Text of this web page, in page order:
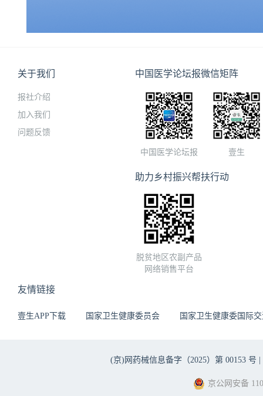
关于我们
报社介绍
加入我们
问题反馈
中国医学论坛报微信矩阵
中国医学论坛报 壹生
助力乡村振兴帮扶行动
脱贫地区农副产品
网络销售平台
友情链接
壹生APP下载 国家卫生健康委员会 国家卫生健康委国际
(京)网药械信息备字（2025）第 00153 号 |
京公网安备